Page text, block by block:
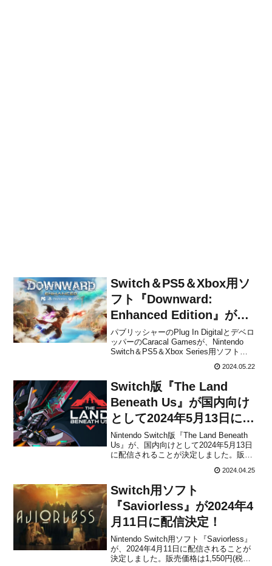
Switch＆PS5＆Xbox用ソ
フト『Downward:
Enhanced Edition』が海
外向けとして2024年6月4
日に発売決定！
パブリッシャーのPlug In Digitalとデベロ
ッパーのCaracal Gamesが、Nintendo
Switch＆PS5＆Xbox Series用ソフト
向けとして2024年6月4日に発売すること
を発表しました...
2024.05.22
Switch版『The Land
Beneath Us』が国内向け
として2024年5月13日に配
信決定！
Nintendo Switch版『The Land Beneath
Us』が、国内向けとして2024年5月13日
に配信されることが決定しました。販売
す。本作は、タイのデベロッパーFairPlay
Studiosによって開発された、ウェール...
2024.04.25
Switch用ソフト
『Saviorless』が2024年4
月11日に配信決定！
Nintendo Switch用ソフト『Saviorless』
が、2024年4月11日に配信されることが
決定しました。販売価格は1,550円(税込)